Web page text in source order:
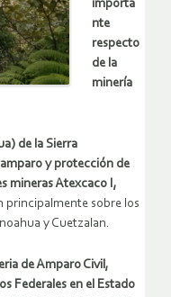
importa
nte
respecto
de la
minería
de la Sierra
y protección de
mineras Atexcaco I,
principalmente sobre los
y Cuetzalan.
de Amparo Civil,
Federales en el Estado